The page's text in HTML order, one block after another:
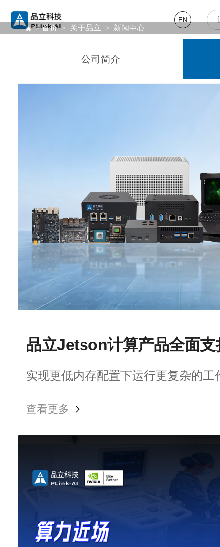
EN
>首页> 关于品立 > 新闻中心
公司简介
实现更低内存配置下运行更复杂的工
查看更多